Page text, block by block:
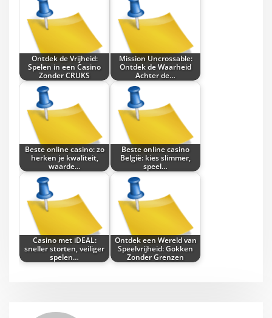
Ontdek de Vrijheid:
Spelen in een Casino
Zonder CRUKS
Mission Uncrossable:
Ontdek de Waarheid
Achter de…
Beste online casino: zo
herken je kwaliteit,
waarde…
Beste online casino
België: kies slimmer,
speel…
Casino met iDEAL:
sneller storten, veiliger
spelen…
Ontdek een Wereld van
Speelvrijheid: Gokken
Zonder Grenzen